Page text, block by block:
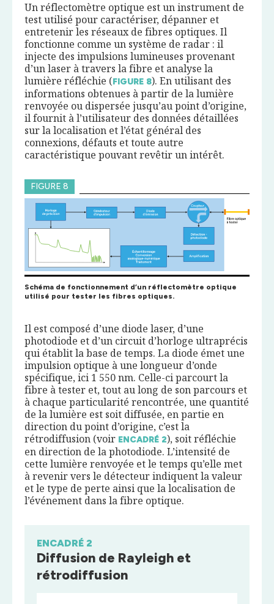
Un réflectomètre optique est un instrument de
test utilisé pour caractériser, dépanner et
entretenir les réseaux de fibres optiques. Il
fonctionne comme un système de radar : il
injecte des impulsions lumineuses provenant
d’un laser à travers la fibre et analyse la
lumière réfléchie (FIGURE 8). En utilisant des
informations obtenues à partir de la lumière
renvoyée ou dispersée jusqu’au point d’origine,
il fournit à l’utilisateur des données détaillées
sur la localisation et l’état général des
connexions, défauts et toute autre
caractéristique pouvant revêtir un intérêt.
FIGURE 8
Schéma de fonctionnement d’un réflectomètre optique
utilisé pour tester les fibres optiques.
Il est composé d’une diode laser, d’une
photodiode et d’un circuit d’horloge ultraprécis
qui établit la base de temps. La diode émet une
impulsion optique à une longueur d’onde
spécifique, ici 1 550 nm. Celle-ci parcourt la
fibre à tester et, tout au long de son parcours et
à chaque particularité rencontrée, une quantité
de la lumière est soit diffusée, en partie en
direction du point d’origine, c’est la
rétrodiffusion (voir ENCADRÉ 2), soit réfléchie
en direction de la photodiode. L’intensité de
cette lumière renvoyée et le temps qu’elle met
à revenir vers le détecteur indiquent la valeur
et le type de perte ainsi que la localisation de
l’événement dans la fibre optique.
ENCADRÉ 2
Diffusion de Rayleigh et
rétrodiffusion